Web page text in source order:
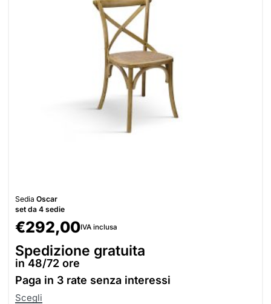
Sedia Oscar
set da 4 sedie
€292,00IVA inclusa
Spedizione gratuita
in 48/72 ore
Paga in 3 rate senza interessi
Scegli